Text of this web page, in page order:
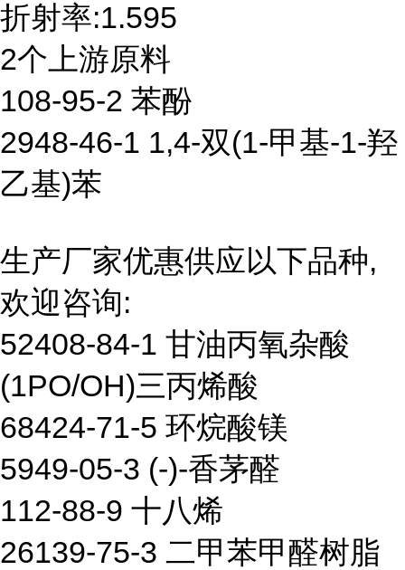
折射率:1.595
2个上游原料
108-95-2 苯酚
2948-46-1 1,4-双(1-甲基-1-羟
乙基)苯
生产厂家优惠供应以下品种,
欢迎咨询:
52408-84-1 甘油丙氧杂酸
(1PO/OH)三丙烯酸
68424-71-5 环烷酸镁
5949-05-3 (-)-香茅醛
112-88-9 十八烯
26139-75-3 二甲苯甲醛树脂